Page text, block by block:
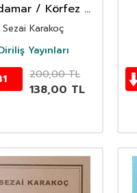
/ Körfez /
Sesler Şiirler -II
Sezai Karakoç
Yayınları
200,00TL
138,00 TL